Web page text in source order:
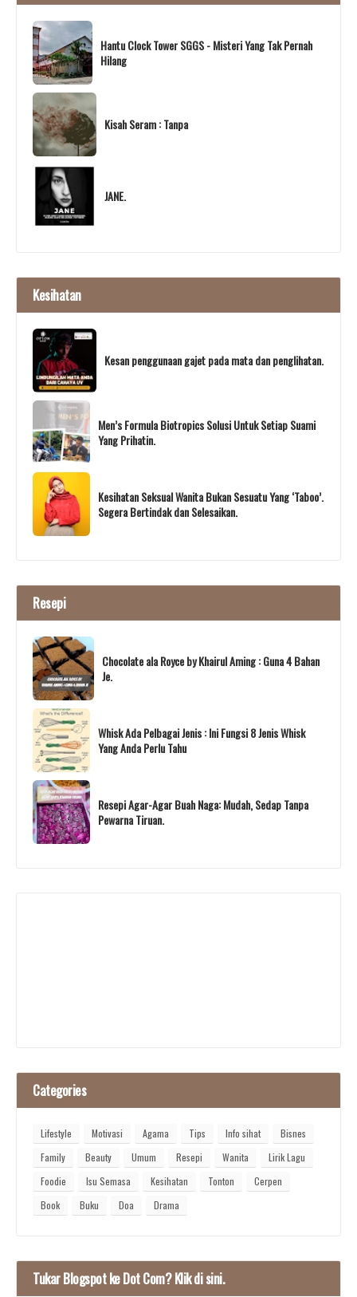
Hantu Clock Tower SGGS - Misteri Yang Tak Pernah
Hilang
Kisah Seram : Tanpa
JANE.
Kesihatan
Kesan penggunaan gajet pada mata dan penglihatan.
Men’s Formula Biotropics Solusi Untuk Setiap Suami
Yang Prihatin.
Kesihatan Seksual Wanita Bukan Sesuatu Yang ‘Taboo’.
Segera Bertindak dan Selesaikan.
Resepi
Chocolate ala Royce by Khairul Aming : Guna 4 Bahan
Je.
Whisk Ada Pelbagai Jenis : Ini Fungsi 8 Jenis Whisk
Yang Anda Perlu Tahu
Resepi Agar-Agar Buah Naga: Mudah, Sedap Tanpa
Pewarna Tiruan.
Categories
Lifestyle Motivasi Agama Tips Info sihat
Bisnes
Family
Beauty Umum Resepi Wanita
Lirik Lagu
Foodie
Isu Semasa Kesihatan Tonton
Cerpen
Book
Buku Doa Drama
Tukar Blogspot ke Dot Com? Klik di sini.